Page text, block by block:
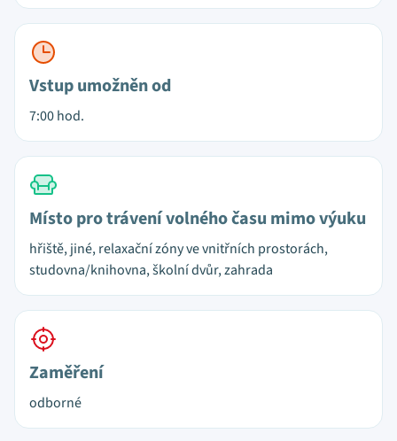
Vstup umožněn od
7:00 hod.
Místo pro trávení volného času mimo výuku
hřiště, jiné, relaxační zóny ve vnitřních prostorách,
studovna/knihovna, školní dvůr, zahrada
Zaměření
odborné